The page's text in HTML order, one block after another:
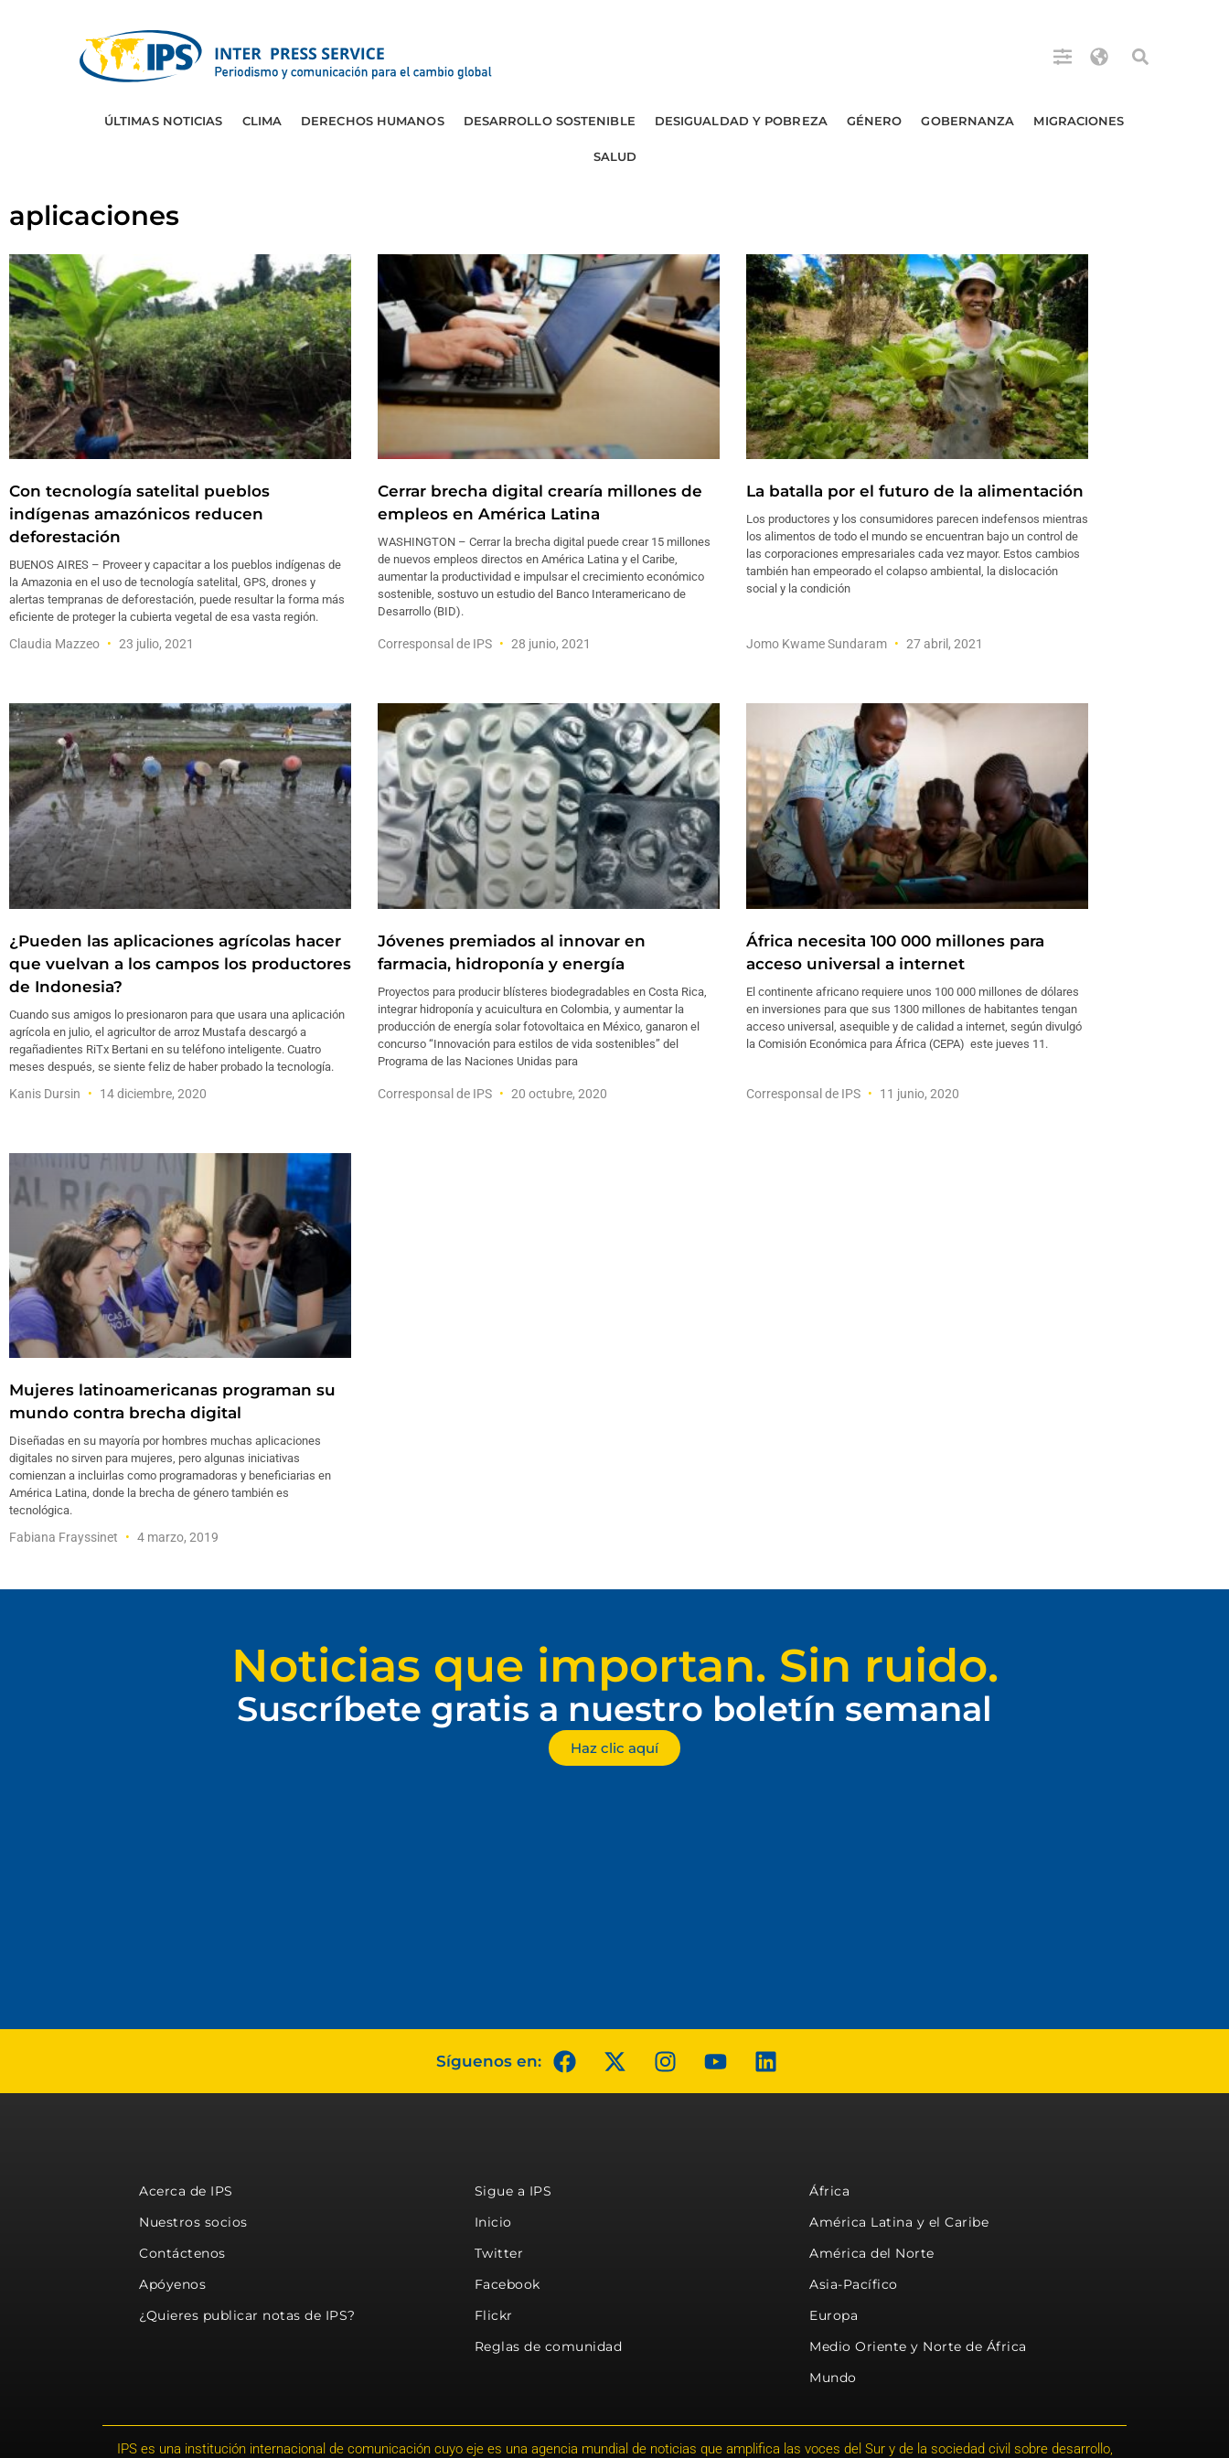
ÚLTIMAS NOTICIAS CLIMA DERECHOS HUMANOS DESARROLLO SOSTENIBLE DESIGUALDAD Y POBREZA GÉNERO GOBERNANZA MIGRACIONES
SALUD
aplicaciones
Con tecnología satelital pueblos
indígenas amazónicos reducen
deforestación
BUENOS AIRES – Proveer y capacitar a los pueblos indígenas de
la Amazonia en el uso de tecnología satelital, GPS, drones y
alertas tempranas de deforestación, puede resultar la forma más
eficiente de proteger la cubierta vegetal de esa vasta región.
Claudia Mazzeo 23 julio, 2021
Cerrar brecha digital crearía millones de
empleos en América Latina
WASHINGTON – Cerrar la brecha digital puede crear 15 millones
de nuevos empleos directos en América Latina y el Caribe,
aumentar la productividad e impulsar el crecimiento económico
sostenible, sostuvo un estudio del Banco Interamericano de
Desarrollo (BID).
Corresponsal de IPS 28 junio, 2021
La batalla por el futuro de la alimentación
Los productores y los consumidores parecen indefensos mientras
los alimentos de todo el mundo se encuentran bajo un control de
las corporaciones empresariales cada vez mayor. Estos cambios
también han empeorado el colapso ambiental, la dislocación
social y la condición
Jomo Kwame Sundaram 27 abril, 2021
¿Pueden las aplicaciones agrícolas hacer
que vuelvan a los campos los productores
de Indonesia?
Cuando sus amigos lo presionaron para que usara una aplicación
agrícola en julio, el agricultor de arroz Mustafa descargó a
regañadientes RiTx Bertani en su teléfono inteligente. Cuatro
meses después, se siente feliz de haber probado la tecnología.
Kanis Dursin 14 diciembre, 2020
Jóvenes premiados al innovar en
farmacia, hidroponía y energía
Proyectos para producir blísteres biodegradables en Costa Rica,
integrar hidroponía y acuicultura en Colombia, y aumentar la
producción de energía solar fotovoltaica en México, ganaron el
concurso “Innovación para estilos de vida sostenibles” del
Programa de las Naciones Unidas para
Corresponsal de IPS 20 octubre, 2020
África necesita 100 000 millones para
acceso universal a internet
El continente africano requiere unos 100 000 millones de dólares
en inversiones para que sus 1300 millones de habitantes tengan
acceso universal, asequible y de calidad a internet, según divulgó
la Comisión Económica para África (CEPA) este jueves 11.
Corresponsal de IPS 11 junio, 2020
Mujeres latinoamericanas programan su
mundo contra brecha digital
Diseñadas en su mayoría por hombres muchas aplicaciones
digitales no sirven para mujeres, pero algunas iniciativas
comienzan a incluirlas como programadoras y beneficiarias en
América Latina, donde la brecha de género también es
tecnológica.
Fabiana Frayssinet 4 marzo, 2019
Noticias que importan. Sin ruido.
Suscríbete gratis a nuestro boletín semanal
Haz clic aquí
Síguenos en:
Acerca de IPS
Nuestros socios
Contáctenos
Apóyenos
¿Quieres publicar notas de IPS?
Sigue a IPS
Inicio
Twitter
Facebook
Flickr
Reglas de comunidad
África
América Latina y el Caribe
América del Norte
Asia-Pacífico
Europa
Medio Oriente y Norte de África
Mundo
IPS es una institución internacional de comunicación cuyo eje es una agencia mundial de noticias que amplifica las voces del Sur y de la sociedad civil sobre desarrollo,